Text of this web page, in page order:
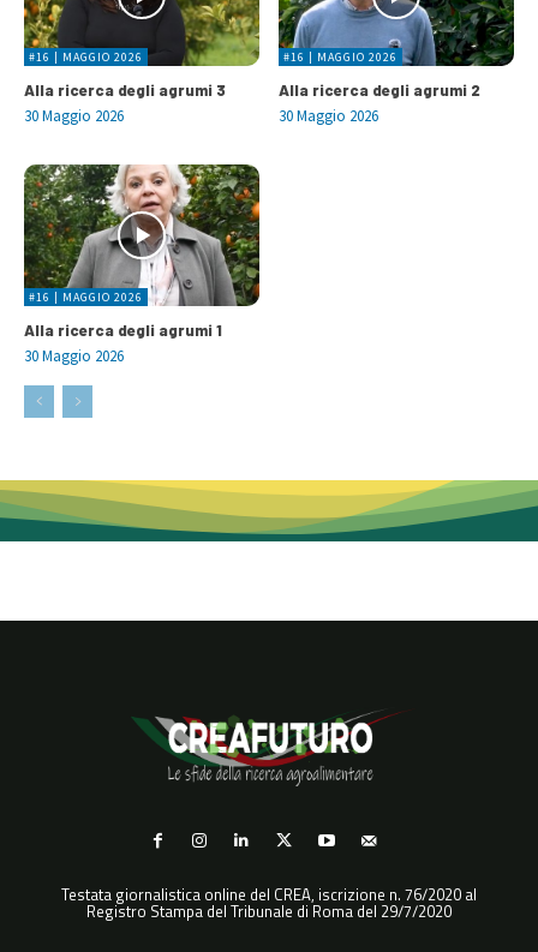
#16 | MAGGIO 2026
Alla ricerca degli agrumi 3
30 Maggio 2026
#16 | MAGGIO 2026
Alla ricerca degli agrumi 2
30 Maggio 2026
#16 | MAGGIO 2026
Alla ricerca degli agrumi 1
30 Maggio 2026
Testata giornalistica online del CREA, iscrizione n. 76/2020 al
Registro Stampa del Tribunale di Roma del 29/7/2020